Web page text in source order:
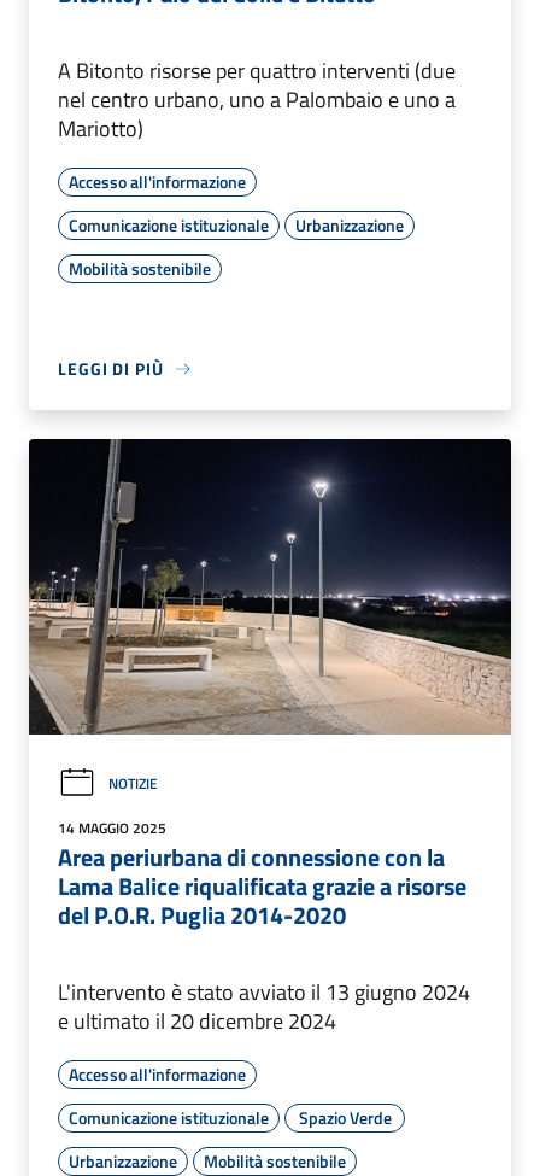
A Bitonto risorse per quattro interventi (due
nel centro urbano, uno a Palombaio e uno a
Mariotto)
Accesso all'informazione
Comunicazione istituzionale
Urbanizzazione
Mobilità sostenibile
LEGGI DI PIÙ
NOTIZIE
14 MAGGIO 2025
Area periurbana di connessione con la
Lama Balice riqualificata grazie a risorse
del P.O.R. Puglia 2014-2020
L'intervento è stato avviato il 13 giugno 2024
e ultimato il 20 dicembre 2024
Accesso all'informazione
Comunicazione istituzionale
Spazio Verde
Urbanizzazione
Mobilità sostenibile